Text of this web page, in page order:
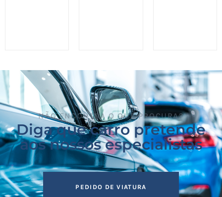
NÃO ENCONTRA O QUE PROCURA?
Diga que carro pretende
aos nossos especialistas
PEDIDO DE VIATURA